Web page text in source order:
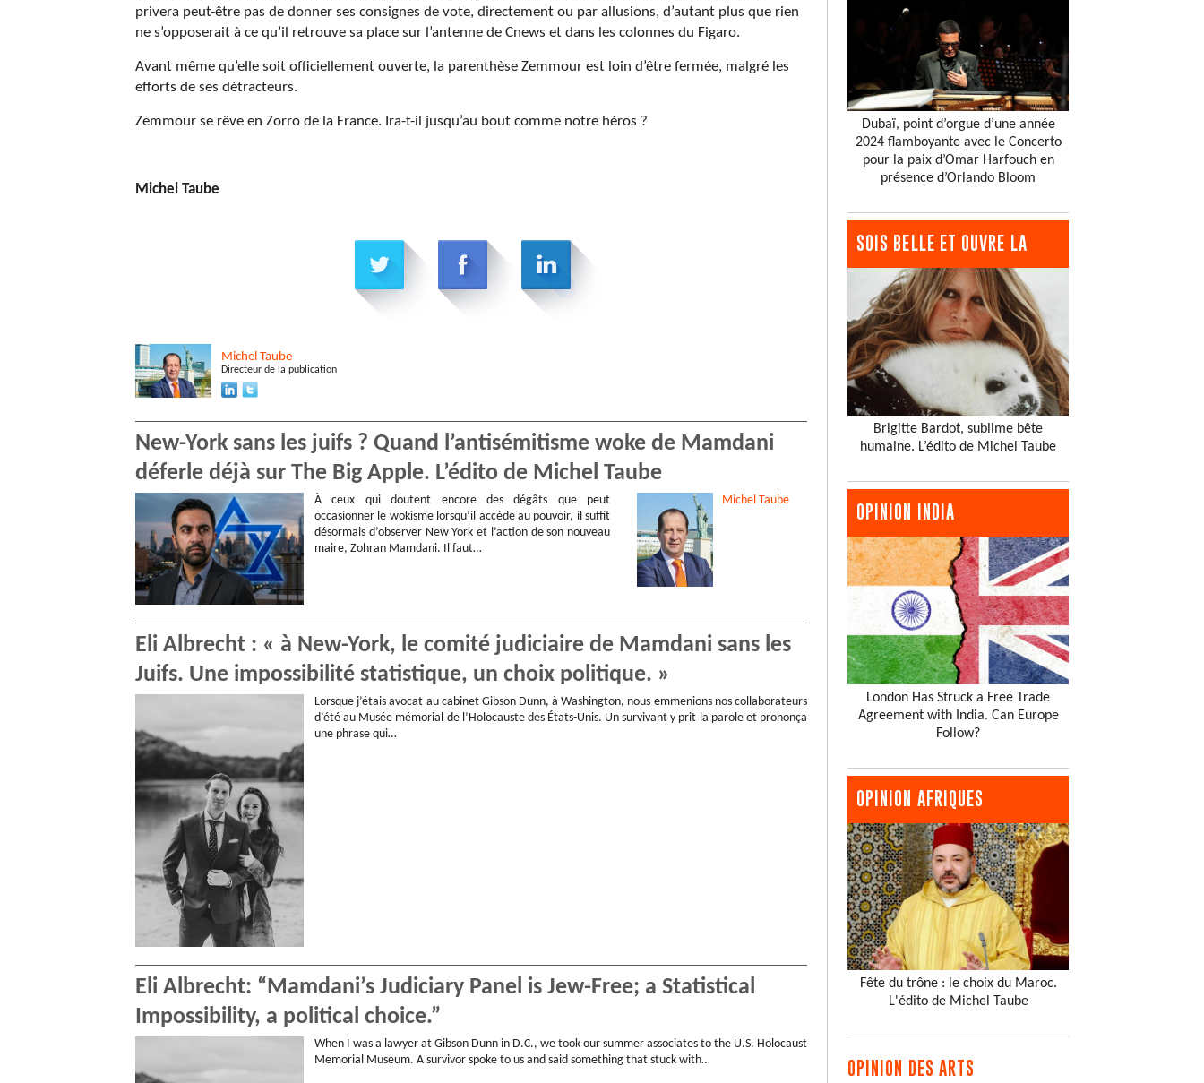
privera peut-être pas de donner ses consignes de vote, directement ou par allusions, d’autant plus que rien
ne s’opposerait à ce qu’il retrouve sa place sur l’antenne de Cnews et dans les colonnes du Figaro.
Avant même qu’elle soit officiellement ouverte, la parenthèse Zemmour est loin d’être fermée, malgré les
efforts de ses détracteurs.
Zemmour se rêve en Zorro de la France. Ira-t-il jusqu’au bout comme notre héros ?
Michel Taube
Michel Taube
Directeur de la publication
New-York sans les juifs ? Quand l’antisémitisme woke de Mamdani
déferle déjà sur The Big Apple. L’édito de Michel Taube
À ceux qui doutent encore des dégâts que peut
occasionner le wokisme lorsqu’il accède au pouvoir, il suffit
désormais d’observer New York et l’action de son nouveau
maire, Zohran Mamdani. Il faut…
Michel Taube
Eli Albrecht : « à New-York, le comité judiciaire de Mamdani sans les
Juifs. Une impossibilité statistique, un choix politique. »
Lorsque j’étais avocat au cabinet Gibson Dunn, à Washington, nous emmenions nos collaborateurs
d’été au Musée mémorial de l’Holocauste des États-Unis. Un survivant y prit la parole et prononça
une phrase qui…
Eli Albrecht: “Mamdani’s Judiciary Panel is Jew-Free; a Statistical
Impossibility, a political choice.”
When I was a lawyer at Gibson Dunn in D.C., we took our summer associates to the U.S. Holocaust
Memorial Museum. A survivor spoke to us and said something that stuck with…
Dubaï, point d’orgue d’une année
2024 flamboyante avec le Concerto
pour la paix d’Omar Harfouch en
présence d’Orlando Bloom
SOIS BELLE ET OUVRE LA
Brigitte Bardot, sublime bête
humaine. L’édito de Michel Taube
OPINION INDIA
London Has Struck a Free Trade
Agreement with India. Can Europe
Follow?
OPINION AFRIQUES
Fête du trône : le choix du Maroc.
L'édito de Michel Taube
OPINION DES ARTS